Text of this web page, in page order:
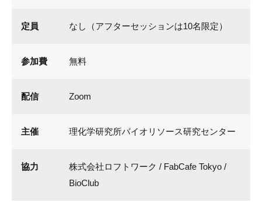
定員 なし（アフターセッションは10名限定）
参加費 無料
配信 Zoom
主催 理化学研究所バイオリソース研究センター
協力
株式会社ロフトワーク / FabCafe Tokyo /
BioClub